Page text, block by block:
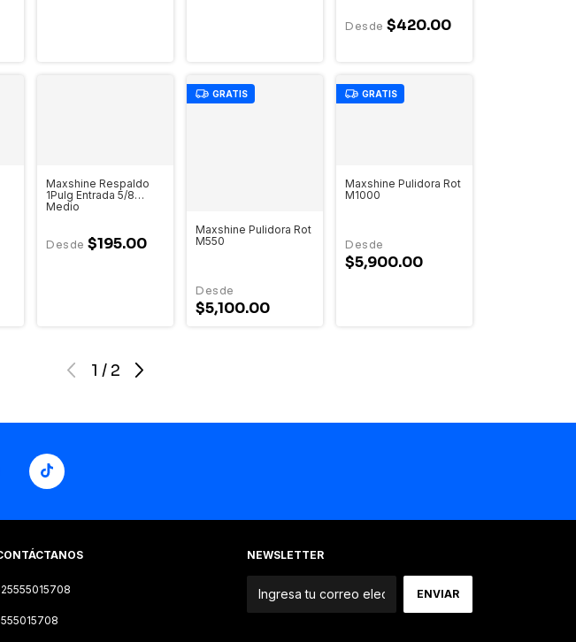
$420.00
Maxshine Respaldo
1Pulg Entrada 5/8
Medio
$195.00
GRATIS
Maxshine Pulidora Rot
M550
$5,100.00
GRATIS
Maxshine Pulidora Rot
M1000
$5,900.00
1 / 2
NEWSLETTER